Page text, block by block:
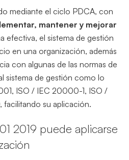
mediante el ciclo PDCA, con
mantener y mejorar
efectiva, el sistema de gestión
en una organización, además
con algunas de las normas de
sistema de gestión como lo
ISO / IEC 20000-1, ISO /
su aplicación.
2019 puede aplicarse